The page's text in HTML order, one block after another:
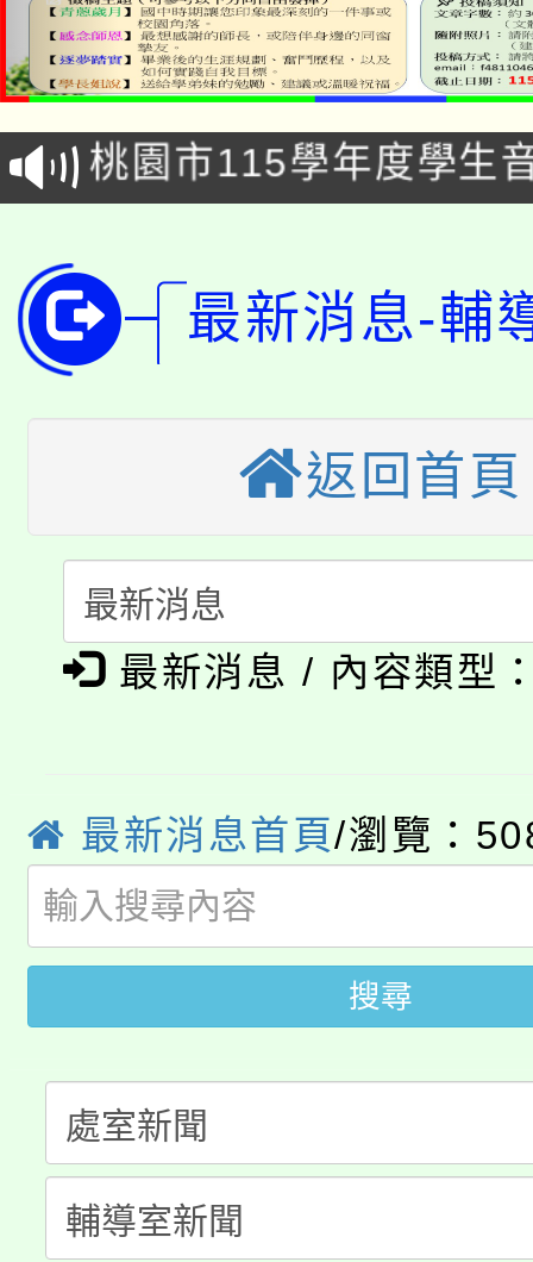
公告本校115學年度第
代理(課)教師甄選結果(
「2026金融保險知識
車」活動
桃園市115學年度學生
生本土語及新住民語歌
公告本校115學年度第
代理(課)教師甄選結果(
代理(課)教師甄選結果(
轉知中國文化大學推廣
程，歡迎學生輔導中心
系所師生報名參加。
縣市「校園短影音徵
踴躍報名參加。
桃園市115學年度學生
「桃園市補助參觀特色
展演活動實施計畫」
115年度「教育部表揚
義教育推展貢獻獎」
公告本校115學年度第
代理(課)教師甄選結果(
「2026金融保險知識
生本土語及新住民語歌
代理(課)教師甄選結果(
公告本校115學年度第
代理(課)教師甄選結果(
轉知中國文化大學推廣
《TA101》溝通分析基
心理、諮商輔導、社會
系所師生報名參加。
轉知苗栗縣政府辦理
門員」簡章及活動海報
踴躍報名參加。
桃園市115學年度學生
要點
「桃園市補助參觀特色
展演活動實施計畫」
115年度「教育部表揚
義教育推展貢獻獎」
最新消息-輔
返回首頁
最新消息 / 內容類型
最新消息首頁/瀏覽：
搜尋